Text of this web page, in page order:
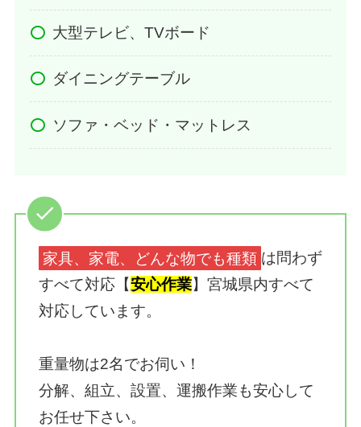
大型テレビ、TVボード
ダイニングテーブル
ソファ・ベッド・マットレス
家具、家電、どんな物でも種類 は問わず
すべて対応【安心作業】宮城県内すべて
対応しています。
重量物は2名でお伺い！
分解、組立、設置、運搬作業も安心して
お任せ下さい。